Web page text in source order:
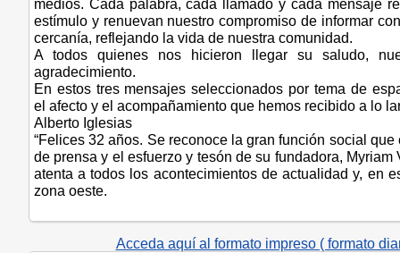
medios. Cada palabra, cada llamado y cada mensaje
estímulo y renuevan nuestro compromiso de informar
cercanía, reflejando la vida de nuestra comunidad.
A todos quienes nos hicieron llegar su saludo,
agradecimiento.
En estos tres mensajes seleccionados por tema de
el afecto y el acompañamiento que hemos recibido a lo
Alberto Iglesias
“Felices 32 años. Se reconoce la gran función social
de prensa y el esfuerzo y tesón de su fundadora, Myriam
atenta a todos los acontecimientos de actualidad y, en
zona oeste.
Acceda aquí al formato impreso ( formato